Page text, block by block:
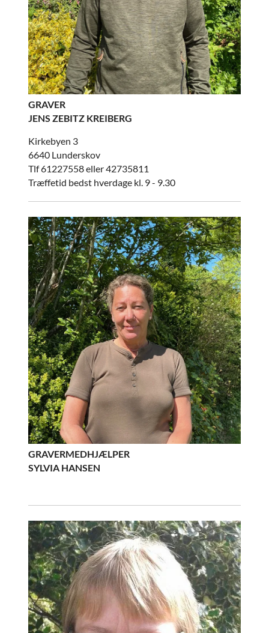
GRAVER
JENS ZEBITZ KREIBERG
Kirkebyen 3
6640 Lunderskov
Tlf 61227558 eller 42735811
Træffetid bedst hverdage kl. 9 - 9.30
GRAVERMEDHJÆLPER
SYLVIA HANSEN